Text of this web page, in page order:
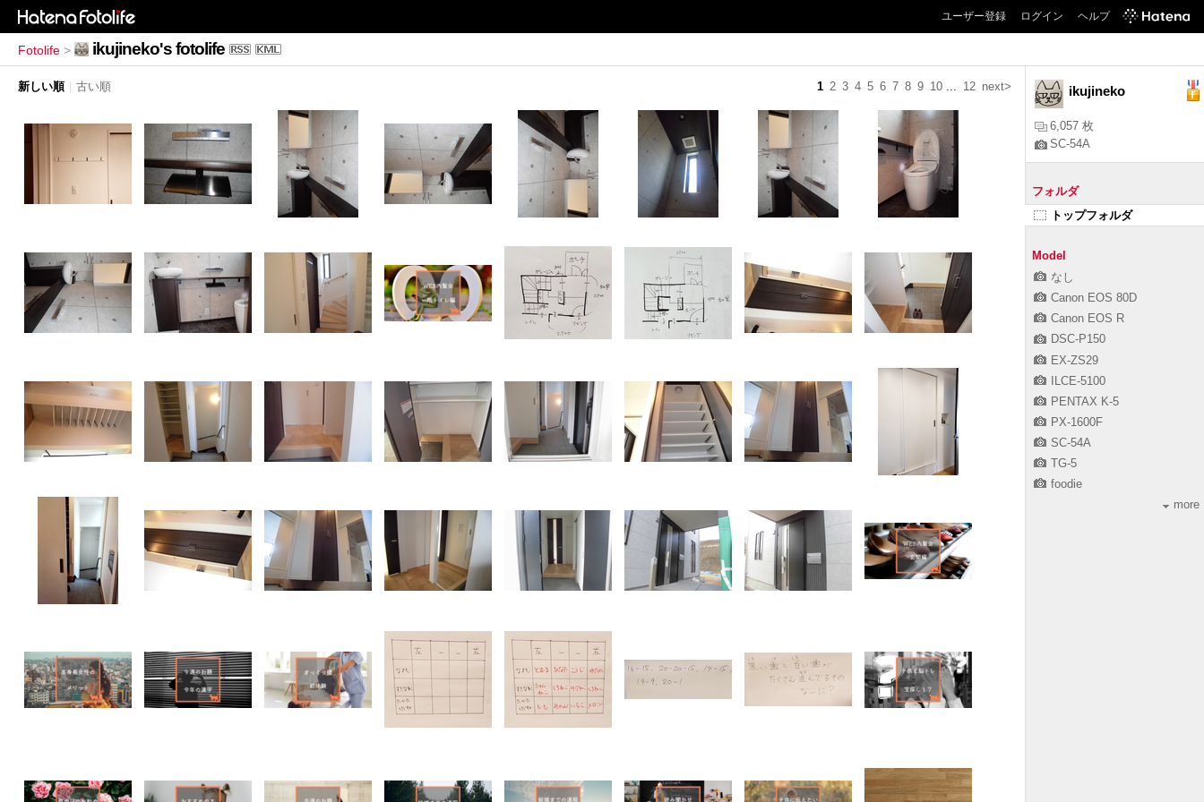
ユーザー登録 ログイン ヘルプ
Fotolife > ikujineko's fotolife
1 2 3 4 5 6 7 8 9 10 ... 12 next>
新しい順 古い順 ikujineko
6,057 枚
SC-54A
フォルダ
トップフォルダ
Model
なし
Canon EOS 80D
Canon EOS R
DSC-P150
EX-ZS29
ILCE-5100
PENTAX K-5
PX-1600F
SC-54A
TG-5
foodie
more